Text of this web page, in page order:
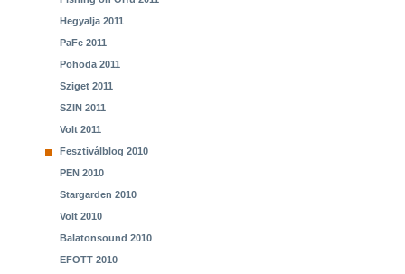
Hegyalja 2011
PaFe 2011
Pohoda 2011
Sziget 2011
SZIN 2011
Volt 2011
Fesztiválblog 2010
PEN 2010
Stargarden 2010
Volt 2010
Balatonsound 2010
EFOTT 2010